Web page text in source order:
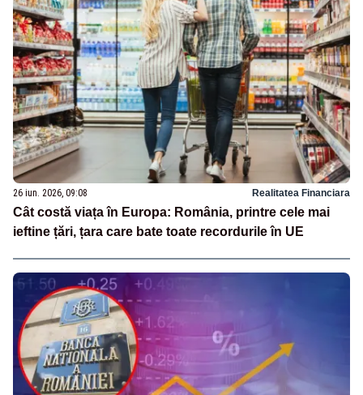
26 iun. 2026, 09:08 Realitatea Financiara
Cât costă viața în Europa: România, printre cele mai
ieftine țări, țara care bate toate recordurile în UE